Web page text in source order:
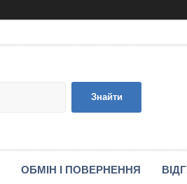
Знайти
ОБМІН І ПОВЕРНЕННЯ